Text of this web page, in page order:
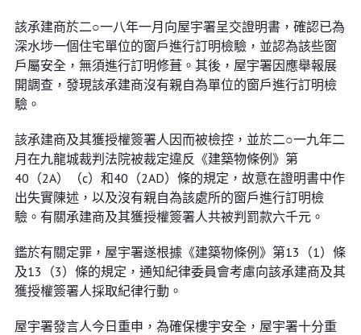
該承建商於二○一八年一月向屋宇署呈交證明書，確認已為
深水埗一個住宅單位的窗戶進行訂明檢驗，並認為該些窗
戶屬安全，無須進行訂明修葺。其後，屋宇署因應舉報展
開調查，發現該承建商沒有親自為單位的窗戶進行訂明檢
驗。
該承建商及其獲授權簽署人因而被檢控，並於二○一九年二
月在九龍城裁判法院被裁定違反《建築物條例》第
40（2A）（c）和40（2AD）條的規定，故意在證明書中作
出失實陳述，以及沒有親自為該處所的窗戶進行訂明檢
驗。有關承建商及其獲授權簽署人共被判罰款六千元。
鑑於有關定罪，屋宇署遂根據《建築物條例》第13（1）條
及13（3）條的規定，通知紀律委員會考慮向該承建商及其
獲授權簽署人採取紀律行動。
屋宇署發言人今日重申，為確保樓宇安全，屋宇署十分重